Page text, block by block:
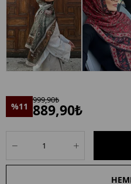
%11
999,90₺
889,90₺